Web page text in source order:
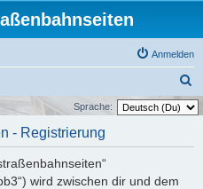
Anmelden
u
Sprache:
- Registrierung
wird zwischen dir und dem